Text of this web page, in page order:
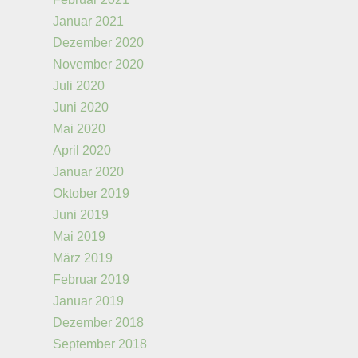
Januar 2021
Dezember 2020
November 2020
Juli 2020
Juni 2020
Mai 2020
April 2020
Januar 2020
Oktober 2019
Juni 2019
Mai 2019
März 2019
Februar 2019
Januar 2019
Dezember 2018
September 2018